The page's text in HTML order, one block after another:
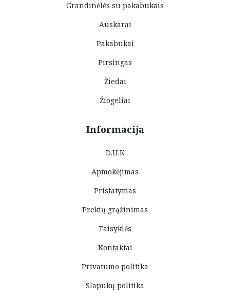
Grandinėlės su pakabukais
Auskarai
Pakabukai
Pirsingas
Žiedai
Žiogeliai
Informacija
D.U.K
Apmokėjimas
Pristatymas
Prekių grąžinimas
Taisyklės
Kontaktai
Privatumo politika
Slapukų politika